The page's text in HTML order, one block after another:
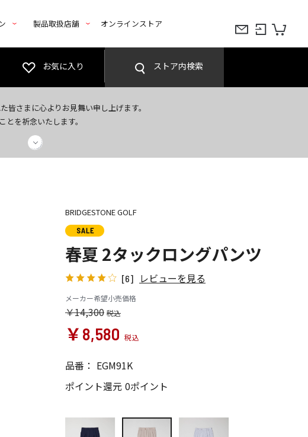
製品取扱店舗 オンラインストア
お気に入り ストア内検索
さまに心よりお見舞い申し上げます。
を祈念いたします。
！
BRIDGESTONE GOLF
春夏 2タックロングパンツ
[6] レビューを見る
メーカー希望小売価格
￥14,300
￥8,580
品番： EGM91K
ポイント還元 0ポイント